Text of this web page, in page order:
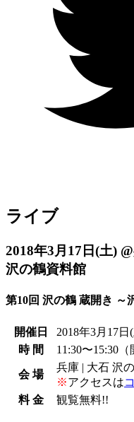
ライブ
2018年3月17日(土)
沢の鶴資料館
第10回 沢の鶴 蔵開き ～
開催日 2018年3月17日
時 間
11:30〜15:30（
会 場
兵庫 | 大石 沢
※アクセスは
料 金
観覧無料!!